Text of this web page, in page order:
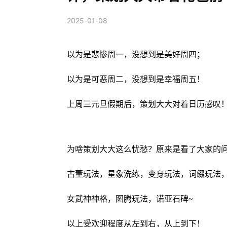
2025-01-08
以为是悲惨周一，没想到是美好周四；
以为是可恶周二，没想到是幸福周五！
上周三元旦假期后，策划大大对着日历感叹！
为啥策划大大这么忧愁？原来是看了大家的问
古董玩法，星象洗练，变身玩法，词缀玩法，
女武神神格，图腾玩法，诺亚石碑~
以上受欢迎程度从左到右，从上到下！